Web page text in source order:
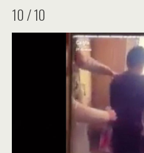
10 / 10